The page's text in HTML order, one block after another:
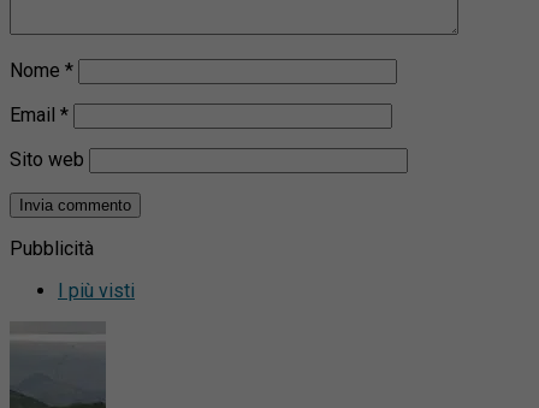
Nome *
Email *
Sito web
Pubblicità
I più visti